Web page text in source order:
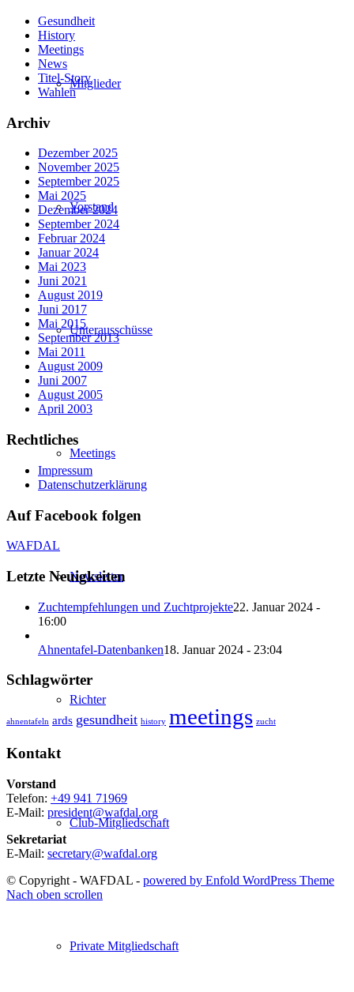
Mitglieder
Vorstand
Unterausschüsse
Meetings
Newsletter
Richter
Club-Mitgliedschaft
Private Mitgliedschaft
Gesundheit
History
Meetings
News
Titel-Story
Wahlen
Archiv
Dezember 2025
November 2025
September 2025
Mai 2025
Dezember 2024
September 2024
Februar 2024
Januar 2024
Mai 2023
Juni 2021
August 2019
Juni 2017
Mai 2015
September 2013
Mai 2011
August 2009
Juni 2007
August 2005
April 2003
Rechtliches
Impressum
Datenschutzerklärung
Auf Facebook folgen
WAFDAL
Letzte Neuigkeiten
Zuchtempfehlungen und Zuchtprojekte22. Januar 2024 -
16:00
Ahnentafel-Datenbanken18. Januar 2024 - 23:04
Schlagwörter
ahnentafeln ards gesundheit history meetings zucht
Kontakt
Vorstand
Telefon: +49 941 71969
E-Mail: president@wafdal.org
Sekretariat
E-Mail: secretary@wafdal.org
© Copyright - WAFDAL - powered by Enfold WordPress Theme
Nach oben scrollen